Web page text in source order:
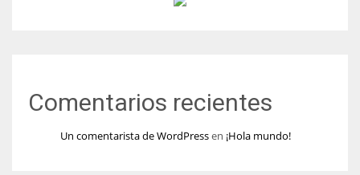
Comentarios recientes
Un comentarista de WordPressen ¡Hola mundo!